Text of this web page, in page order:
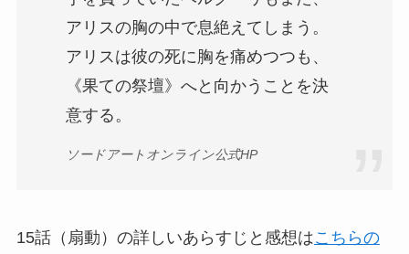
アリスの胸の中で息絶えてしまう。
アリスは彼の死に胸を痛めつつも、
《果ての祭壇》へと向かうことを決
意する。
ソードアートオンライン公式HP
15話（扇動）の詳しいあらすじと感想はこちらの